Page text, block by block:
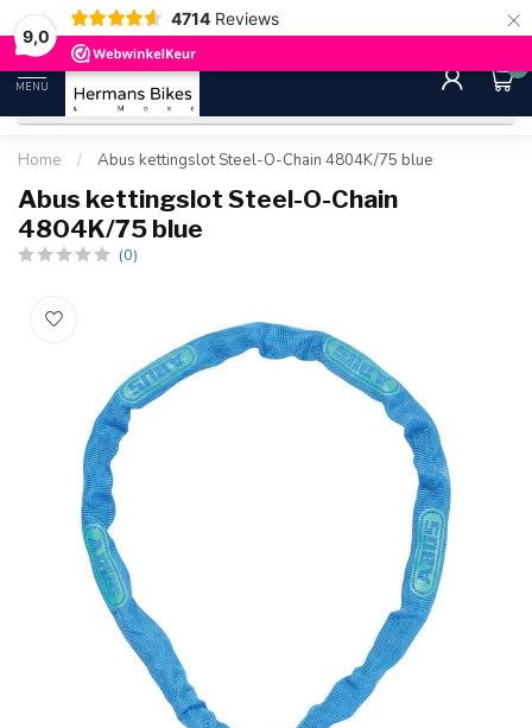
9,0
4714 Reviews ×
30 dagen bedenktijd Gratis
MENU
0
Home / Abus kettingslot Steel-O-Chain 4804K/75 blue
Abus kettingslot Steel-O-Chain
4804K/75 blue
(0)